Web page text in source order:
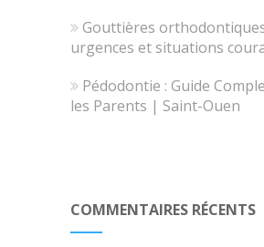
Gouttières
urgences et situations
Pédodontie : Guide
les Parents | Saint-Ouen
COMMENTAIRES RÉCENTS